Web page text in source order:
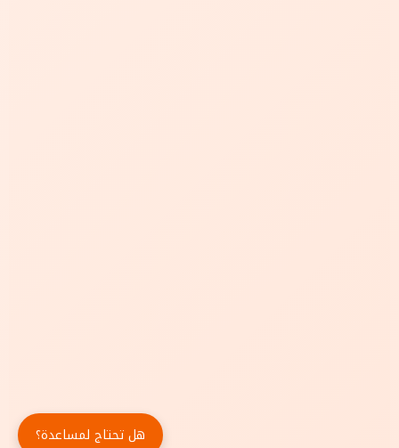
هل تحتاج لمساعدة؟